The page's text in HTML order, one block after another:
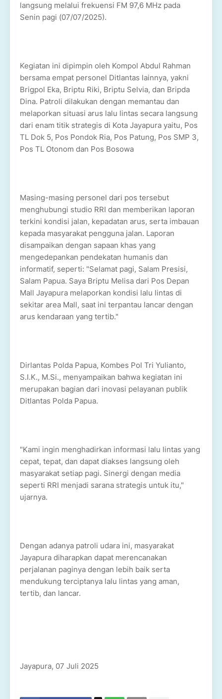
langsung melalui frekuensi FM 97,6 MHz pada
Senin pagi (07/07/2025).
Kegiatan ini dipimpin oleh Kompol Abdul Rahman
bersama empat personel Ditlantas lainnya, yakni
Brigpol Eka, Briptu Riki, Briptu Selvia, dan Bripda
Dina. Patroli dilakukan dengan memantau dan
melaporkan situasi arus lalu lintas secara langsung
dari enam titik strategis di Kota Jayapura yaitu, Pos
TL Dok 5, Pos Pondok Ria, Pos Patung, Pos SMP 3,
Pos TL Otonom dan Pos Bosowa
Masing-masing personel dari pos tersebut
menghubungi studio RRI dan memberikan laporan
terkini kondisi jalan, kepadatan arus, serta imbauan
kepada masyarakat pengguna jalan. Laporan
disampaikan dengan sapaan khas yang
mengedepankan pendekatan humanis dan
informatif, seperti: "Selamat pagi, Salam Presisi,
Salam Papua. Saya Briptu Melisa dari Pos Depan
Mall Jayapura melaporkan kondisi lalu lintas di
sekitar area Mall, saat ini terpantau lancar dengan
arus kendaraan yang tertib."
Dirlantas Polda Papua, Kombes Pol Tri Yulianto,
S.I.K., M.Si., menyampaikan bahwa kegiatan ini
merupakan bagian dari inovasi pelayanan publik
Ditlantas Polda Papua.
"Kami ingin menghadirkan informasi lalu lintas yang
cepat, tepat, dan dapat diakses langsung oleh
masyarakat setiap pagi. Sinergi dengan media
seperti RRI menjadi sarana strategis untuk itu,"
ujarnya.
Dengan adanya patroli udara ini, masyarakat
Jayapura diharapkan dapat merencanakan
perjalanan paginya dengan lebih baik serta
mendukung terciptanya lalu lintas yang aman,
tertib, dan lancar.
Jayapura, 07 Juli 2025